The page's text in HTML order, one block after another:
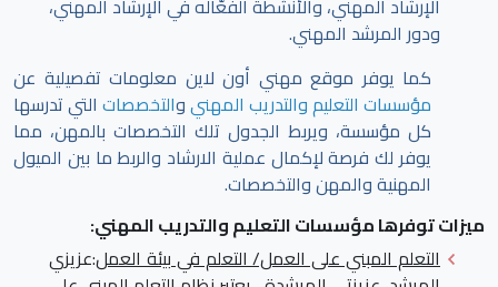
ودور المرشد المهني.
كما يوفر موقع مهني أون لاين معلومات تفصيلية عن
مؤسسات التعليم والتدريب المهنيوالتخصصات التي تدرسها
كل مؤسسة، ويربط الجدول تلك التخصصات بالمهن، مما
يوفر لك فرصة لإكمال عملية الارشاد والربط ما بين الميول
المهنية والمهن والتخصصات.
ميزات توفرها مؤسسات التعليم والتدريب المهني:
التعلم المبني على العمل/ التعلم في بيئة العمل:عزيزي